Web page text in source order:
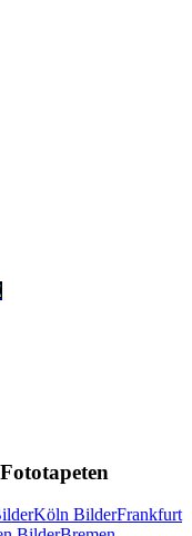
Köln BilderFrankfurt